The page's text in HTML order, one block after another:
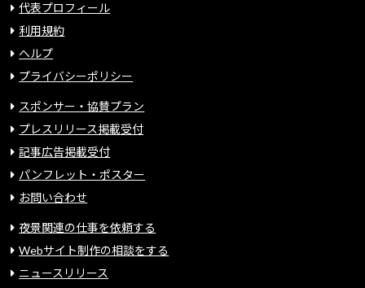
代表プロフィール
利用規約
ヘルプ
プライバシーポリシー
スポンサー・協賛プラン
プレスリリース掲載受付
記事広告掲載受付
パンフレット・ポスター
お問い合わせ
夜景関連の仕事を依頼する
Webサイト制作の相談をする
ニュースリリース